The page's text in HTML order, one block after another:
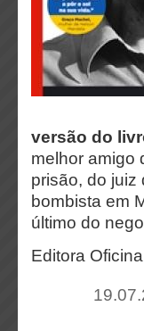
versão do
melhor amigo
prisão, do juiz
bombista em
último do
Editora